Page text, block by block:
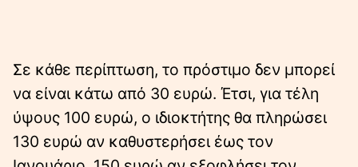
Σε κάθε περίπτωση, το πρόστιμο δεν μπορεί
να είναι κάτω από 30 ευρώ. Έτσι, για τέλη
ύψους 100 ευρώ, ο ιδιοκτήτης θα πληρώσει
130 ευρώ αν καθυστερήσει έως τον